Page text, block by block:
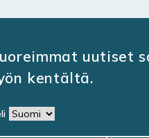
uutiset
kentältä.